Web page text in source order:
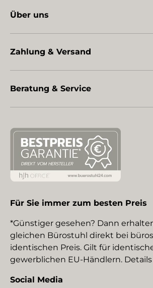
Über uns
Zahlung & Versand
Beratung & Service
Für Sie immer zum besten Preis
*Günstiger gesehen? Dann
gleichen Bürostuhl direkt bei
identischen Preis. Gilt für
gewerblichen EU-Händlern. Details
Social Media